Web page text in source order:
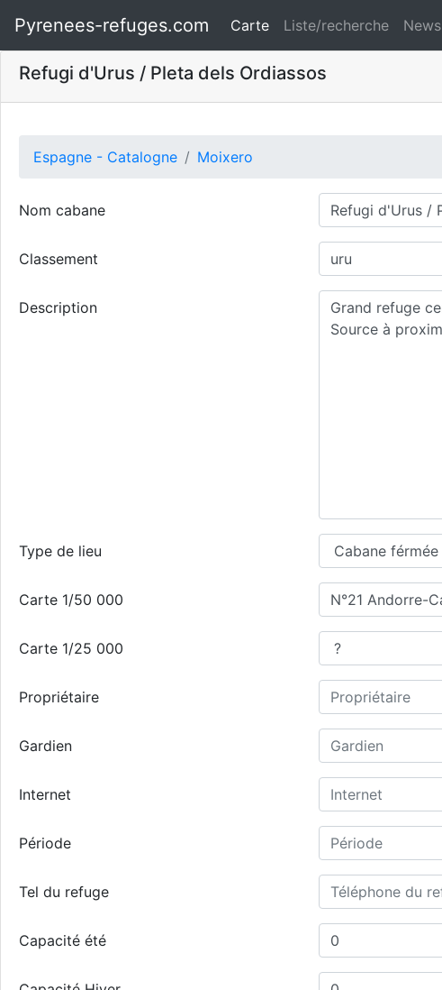
Pyrenees-refuges.com Carte Liste/recherche News
Refugi d'Urus / Pleta dels Ordiassos
Espagne - Catalogne Moixero
Nom cabane
Classement
Description
Type de lieu
Carte 1/50 000
Carte 1/25 000
Propriétaire
Gardien
Internet
Période
Tel du refuge
Capacité été